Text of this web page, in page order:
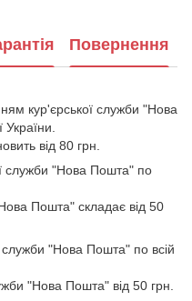
Повернення
кур'єрської служби "Нова
від 80 грн.
служби "Нова Пошта" по
Пошта" складає від 50
"Нова Пошта" по всій
"Нова Пошта" від 50 грн.